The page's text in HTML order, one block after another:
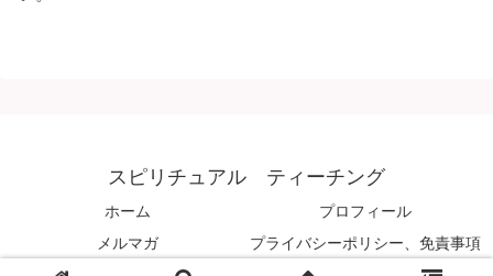
スピリチュアル ティーチング
ホーム
プロフィール
メルマガ
プライバシーポリシー、免責事項